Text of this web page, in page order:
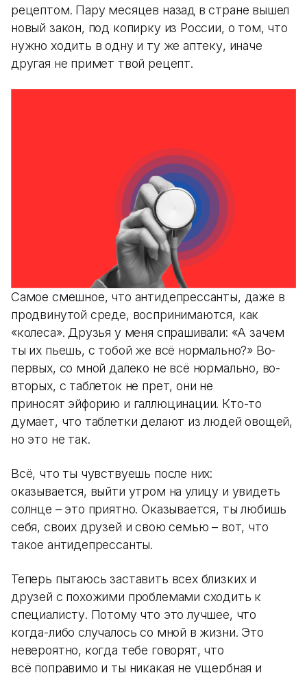
рецептом. Пару месяцев назад в стране вышел
новый закон, под копирку из России, о том, что
нужно ходить в одну и ту же аптеку, иначе
другая не примет твой рецепт.
Самое смешное, что антидепрессанты, даже в
продвинутой среде, воспринимаются, как
«колеса». Друзья у меня спрашивали: «А зачем
ты их пьешь, с тобой же всё нормально?» Во-
первых, со мной далеко не всё нормально, во-
вторых, с таблеток не прет, они не
приносят эйфорию и галлюцинации. Кто-то
думает, что таблетки делают из людей овощей,
но это не так.
Всё, что ты чувствуешь после них:
оказывается, выйти утром на улицу и увидеть
солнце – это приятно. Оказывается, ты любишь
себя, своих друзей и свою семью – вот, что
такое антидепрессанты.
Теперь пытаюсь заставить всех близких и
друзей с похожими проблемами сходить к
специалисту. Потому что это лучшее, что
когда-либо случалось со мной в жизни. Это
невероятно, когда тебе говорят, что
всё поправимо и ты никакая не ущербная и